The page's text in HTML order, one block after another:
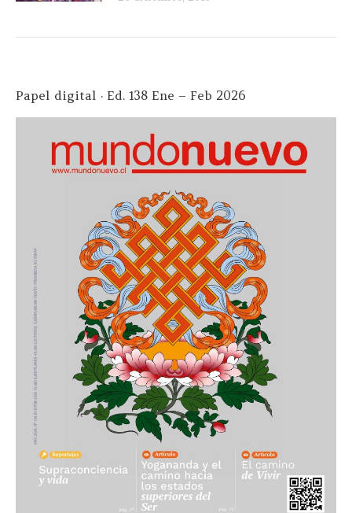
Papel digital · Ed. 138 Ene – Feb 2026